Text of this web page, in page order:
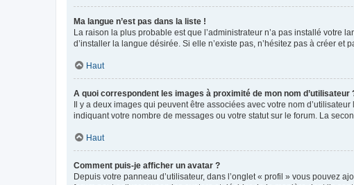
Ma langue n’est pas dans la liste !
La raison la plus probable est que l’administrateur n’a pas installé votre
d’installer la langue désirée. Si elle n’existe pas, n’hésitez pas à créer
Haut
A quoi correspondent les images à proximité de mon nom d’utilisateur
Il y a deux images qui peuvent être associées avec votre nom
indiquant votre nombre de messages ou votre statut sur le forum. La
Haut
Comment puis-je afficher un avatar ?
Depuis votre panneau d’utilisateur, dans l’onglet « profil » vous pouvez